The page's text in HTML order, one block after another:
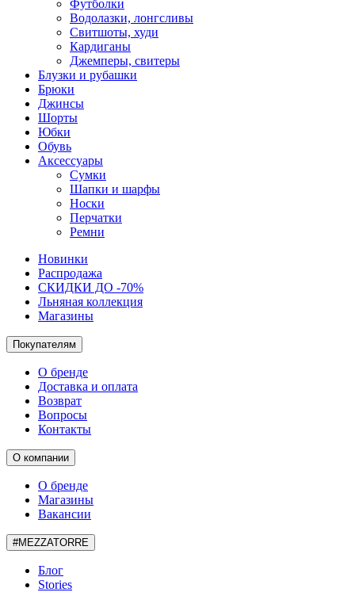
Футболки
Водолазки, лонгсливы
Свитшоты, худи
Кардиганы
Джемперы, свитеры
Блузки и рубашки
Брюки
Джинсы
Шорты
Юбки
Обувь
Аксессуары
Сумки
Шапки и шарфы
Носки
Перчатки
Ремни
Новинки
Распродажа
СКИДКИ ДО -70%
Льняная коллекция
Магазины
Покупателям
О бренде
Доставка и оплата
Возврат
Вопросы
Контакты
О компании
О бренде
Магазины
Вакансии
#MEZZATORRE
Блог
Stories